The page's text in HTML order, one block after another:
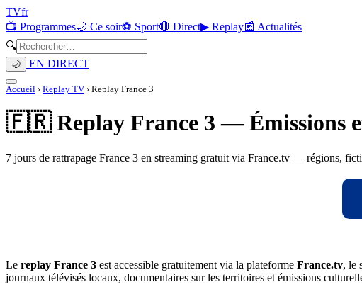
TVfr
📺 Programmes🌙 Ce soir⚽ Sport🔴 Direct▶ Replay📰 Actualités
🔍
🌙 EN DIRECT
Accueil › Replay TV › Replay France 3
🇫🇷 Replay France 3 — Émissions
7 jours de rattrapage France 3 en streaming gratuit via France.tv — régions,
Le replay France 3 est accessible gratuitement via la plateforme France.tv, le
journaux télévisés locaux, documentaires sur les territoires et émissions